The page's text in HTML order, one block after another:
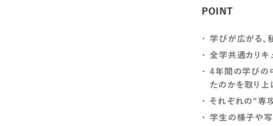
POINT
学びが広がる、
全学共通カリキ
4年間の学びの
たのかを取り
それぞれの“専
学生の様子や写